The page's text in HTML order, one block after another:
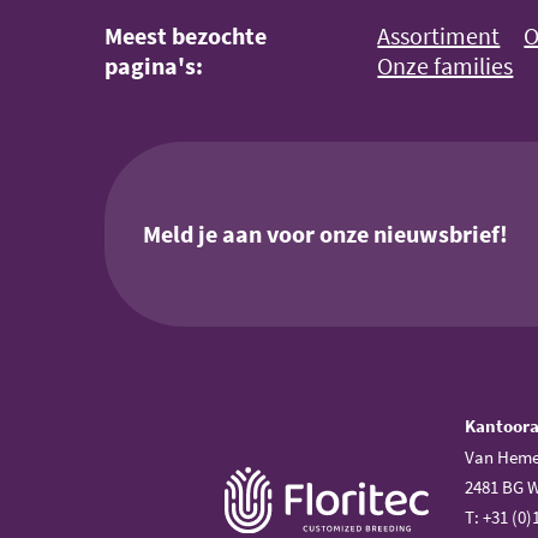
Meest bezochte
pagina's:
Assortiment
Onze families
Meld je aan voor onze nieuwsbrief!
Van
2481 BG
T: +31